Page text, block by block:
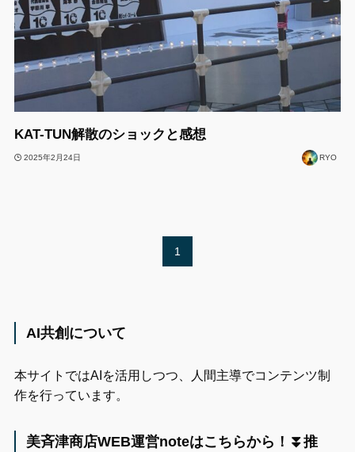
KAT-TUN解散のショックと感想
2025年2月24日 RYO
1
AI共創について
本サイトではAIを活用しつつ、人間主導でコンテンツ制
作を行っています。
美斉津商店WEB運営noteはこちらから！⏬️推